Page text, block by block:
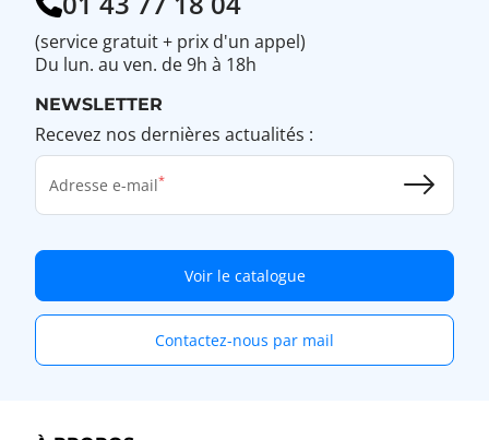
(service gratuit + prix d'un appel)
Du lun. au ven. de 9h à 18h
NEWSLETTER
Recevez nos dernières actualités :
Adresse e-mail
Voir le catalogue
Contactez-nous par mail